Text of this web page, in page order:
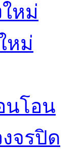
หม่
หม่
นโอน
จรปิด